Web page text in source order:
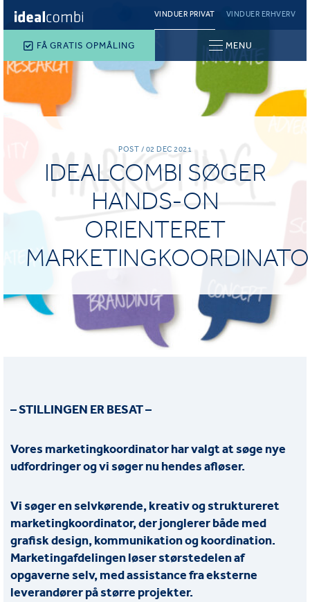
VINDUER PRIVAT VINDUER ERHVERV
FÅ GRATIS OPMÅLING MENU
POST / 02 DEC 2021
IDEALCOMBI SØGER
HANDS-ON
ORIENTERET
– STILLINGEN ER BESAT –
Vores marketingkoordinator har valgt at søge nye
udfordringer og vi søger nu hendes afløser.
Vi søger en selvkørende, kreativ og struktureret
marketingkoordinator, der jonglerer både med
grafisk design, kommunikation og koordination.
Marketingafdelingen løser størstedelen af
opgaverne selv, med assistance fra eksterne
leverandører på større projekter.